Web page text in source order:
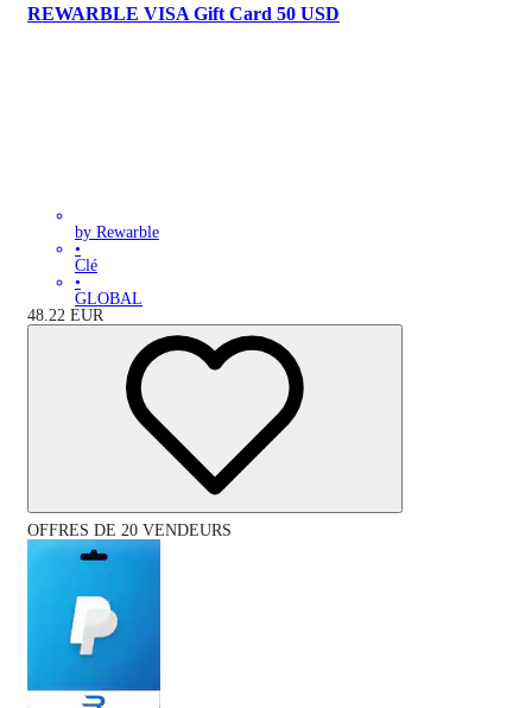
REWARBLE VISA Gift Card 50 USD
by Rewarble
•
Clé
•
GLOBAL
48.22 EUR
OFFRES DE 20 VENDEURS